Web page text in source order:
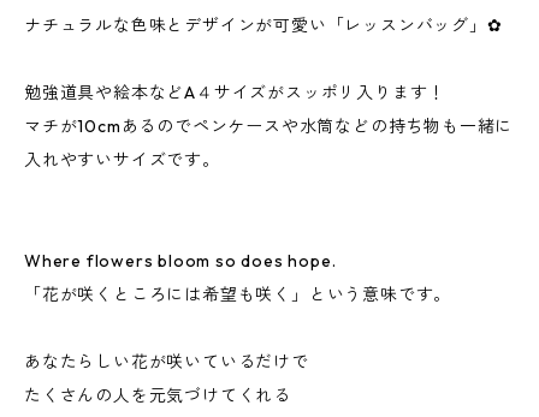
ナチュラルな色味とデザインが可愛い「レッスンバッグ」✿
勉強道具や絵本などA４サイズがスッポリ入ります！
マチが10cmあるのでペンケースや水筒などの持ち物も一緒に
入れやすいサイズです。
Where flowers bloom so does hope.
「花が咲くところには希望も咲く」という意味です。
あなたらしい花が咲いているだけで
たくさんの人を元気づけてくれる